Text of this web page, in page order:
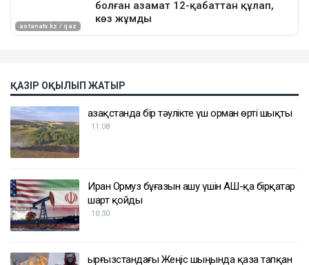
ҚАЗІР ОҚЫЛЫП ЖАТЫР
Қазақстанда бір тәулікте үш орман өрті шықты
11:08
Иран Ормуз бұғазын ашу үшін АҚШ-қа бірқатар
шарт қойды
10:30
Қырғызстандағы Жеңіс шыңында қаза тапқан